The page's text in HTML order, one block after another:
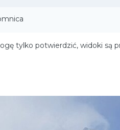
tylko potwierdzić, widoki są